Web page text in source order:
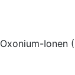
Ionen